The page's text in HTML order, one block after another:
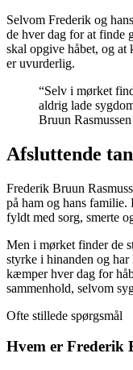
Selvom Frederik og
de hver dag for at finde
skal opgive håbet, og at
er uvurderlig.
“Selv i mørket
aldrig lade
Bruun
Afsluttende
Frederik Bruun
på ham og hans
fyldt med sorg, smerte
Men i mørket finder de
styrke i hinanden og
kæmper hver dag for
sammenhold, selvom
Ofte stillede spørgsmål
Hvem er Frederik